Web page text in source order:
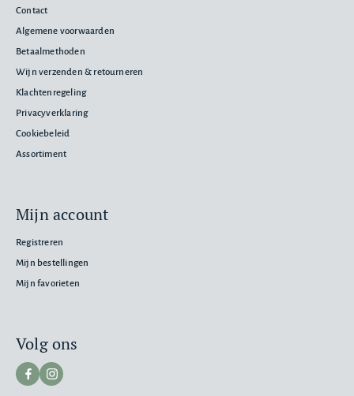
Contact
Algemene voorwaarden
Betaalmethoden
Wijn verzenden & retourneren
Klachtenregeling
Privacyverklaring
Cookiebeleid
Assortiment
Mijn account
Registreren
Mijn bestellingen
Mijn favorieten
Volg ons